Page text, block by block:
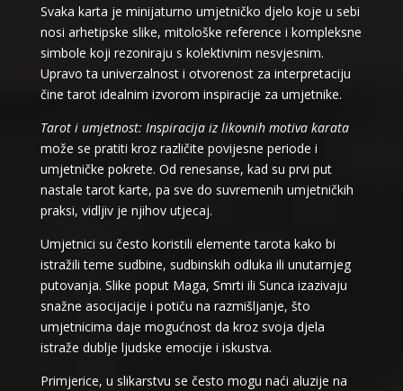
Svaka karta je minijaturno umjetničko djelo koje u sebi
nosi arhetipske slike, mitološke reference i kompleksne
simbole koji rezoniraju s kolektivnim nesvjesnim.
Upravo ta univerzalnost i otvorenost za interpretaciju
čine tarot idealnim izvorom inspiracije za umjetnike.
Tarot i umjetnost: Inspiracija iz likovnih motiva karata
može se pratiti kroz različite povijesne periode i
umjetničke pokrete. Od renesanse, kad su prvi put
nastale tarot karte, pa sve do suvremenih umjetničkih
praksi, vidljiv je njihov utjecaj.
Umjetnici su često koristili elemente tarota kako bi
istražili teme sudbine, sudbinskih odluka ili unutarnjeg
putovanja. Slike poput Maga, Smrti ili Sunca izazivaju
snažne asocijacije i potiču na razmišljanje, što
umjetnicima daje mogućnost da kroz svoja djela
istraže dublje ljudske emocije i iskustva.
Primjerice, u slikarstvu se često mogu naći aluzije na